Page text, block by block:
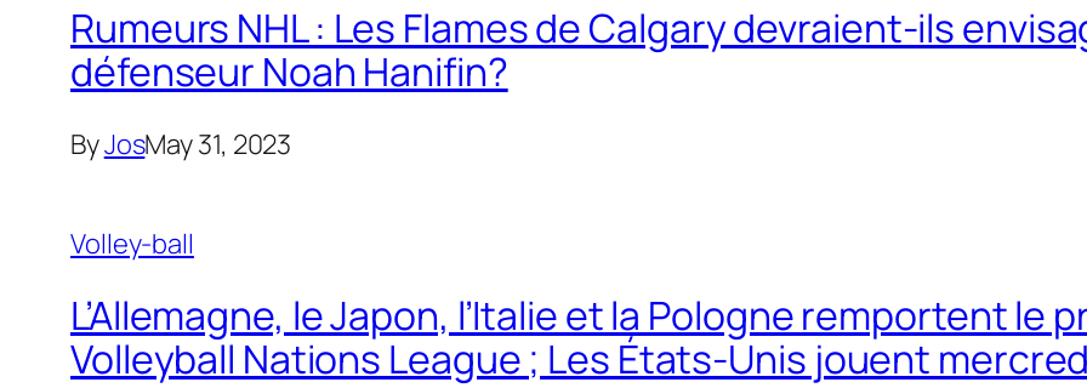
Rumeurs NHL : Les Flames de Calgary devraient-ils
défenseur Noah Hanifin?
ByJosMay 31, 2023
Volley-ball
L’Allemagne, le Japon, l’Italie et la Pologne remportent le
Volleyball Nations League ; Les États-Unis jouent